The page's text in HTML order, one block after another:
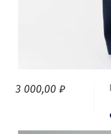
3 000,00 ₽